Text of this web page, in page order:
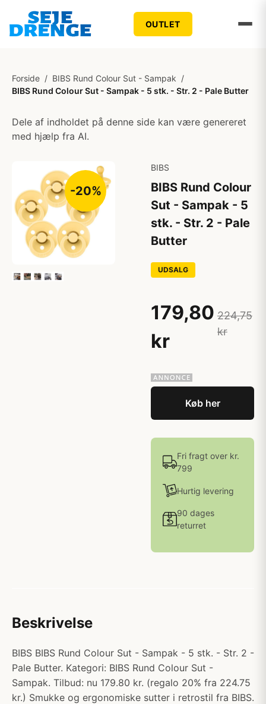
OUTLET
Forside / BIBS Rund Colour Sut - Sampak /
BIBS Rund Colour Sut - Sampak - 5 stk. - Str. 2 - Pale Butter
Dele af indholdet på denne side kan være genereret
med hjælp fra AI.
-20%
BIBS
BIBS Rund Colour
Sut - Sampak - 5
stk. - Str. 2 - Pale
Butter
UDSALG
179,80
kr
224,75
kr
Køb her
Fri fragt over kr.
799
Hurtig levering
90 dages
returret
Beskrivelse
BIBS BIBS Rund Colour Sut - Sampak - 5 stk. - Str. 2 -
Pale Butter. Kategori: BIBS Rund Colour Sut -
Sampak. Tilbud: nu 179.80 kr. (regalo 20% fra 224.75
kr.) Smukke og ergonomiske sutter i retrostil fra BIBS.